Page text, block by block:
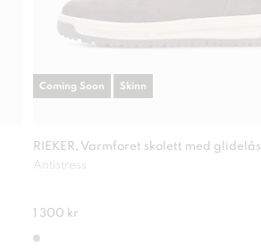
RIEKER, Varmforet skolett med glidelås
Antistress
1 300 kr
Coming Soon Skinn